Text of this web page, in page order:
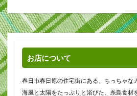
お店について
春日市春日原の住宅街にある、ちっちゃな
海風と太陽をたっぷりと浴びた、糸島食材